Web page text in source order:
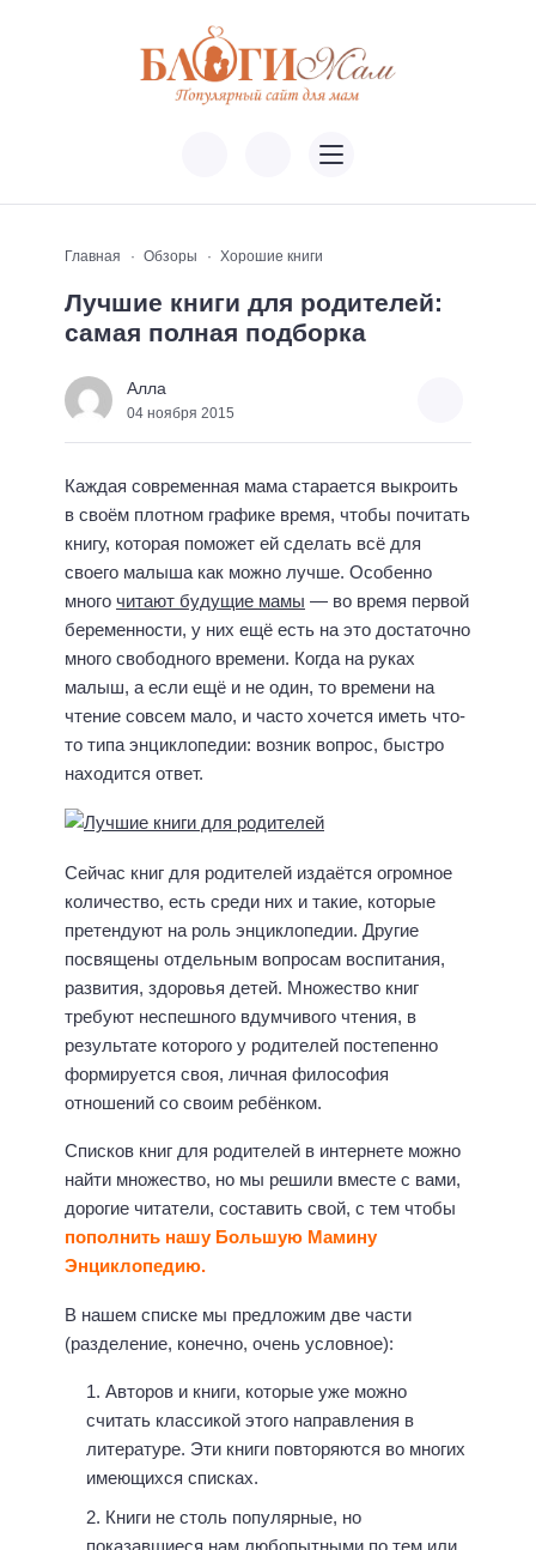
Главная Обзоры Хорошие книги
Лучшие книги для родителей:
самая полная подборка
Алла
04 ноября 2015
Каждая современная мама старается выкроить
в своём плотном графике время, чтобы почитать
книгу, которая поможет ей сделать всё для
своего малыша как можно лучше. Особенно
много читают будущие мамы — во время первой
беременности, у них ещё есть на это достаточно
много свободного времени. Когда на руках
малыш, а если ещё и не один, то времени на
чтение совсем мало, и часто хочется иметь что-
то типа энциклопедии: возник вопрос, быстро
находится ответ.
Сейчас книг для родителей издаётся огромное
количество, есть среди них и такие, которые
претендуют на роль энциклопедии. Другие
посвящены отдельным вопросам воспитания,
развития, здоровья детей. Множество книг
требуют неспешного вдумчивого чтения, в
результате которого у родителей постепенно
формируется своя, личная философия
отношений со своим ребёнком.
Списков книг для родителей в интернете можно
найти множество, но мы решили вместе с вами,
дорогие читатели, составить свой, с тем чтобы
пополнить нашу Большую Мамину
Энциклопедию.
В нашем списке мы предложим две части
(разделение, конечно, очень условное):
Авторов и книги, которые уже можно
считать классикой этого направления в
литературе. Эти книги повторяются во многих
имеющихся списках.
Книги не столь популярные, но